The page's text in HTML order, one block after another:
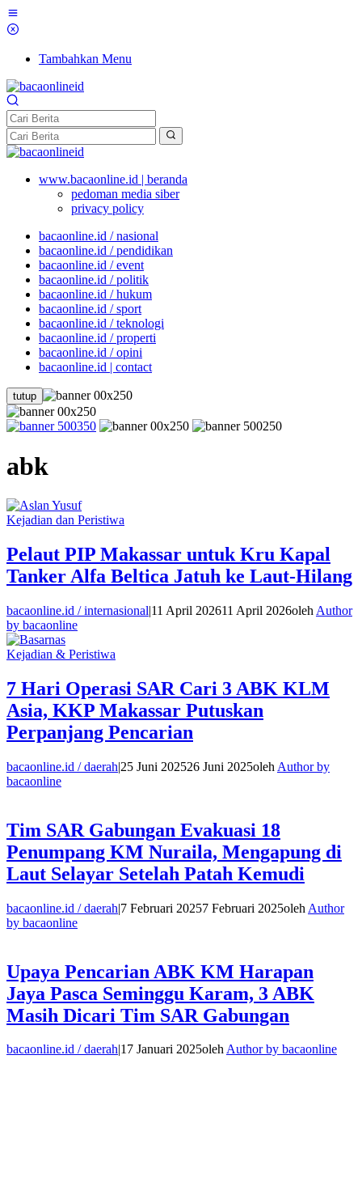
Tambahkan Menu
www.bacaonline.id | beranda
pedoman media siber
privacy policy
bacaonline.id / nasional
bacaonline.id / pendidikan
bacaonline.id / event
bacaonline.id / politik
bacaonline.id / hukum
bacaonline.id / sport
bacaonline.id / teknologi
bacaonline.id / properti
bacaonline.id / opini
bacaonline.id | contact
tutup
abk
Kejadian dan Peristiwa
Pelaut PIP Makassar untuk Kru Kapal
Tanker Alfa Beltica Jatuh ke Laut-Hilang
bacaonline.id / internasional|11 April 202611 April 2026oleh Author
by bacaonline
Kejadian & Peristiwa
7 Hari Operasi SAR Cari 3 ABK KLM
Asia, KKP Makassar Putuskan
Perpanjang Pencarian
bacaonline.id / daerah|25 Juni 202526 Juni 2025oleh Author by
bacaonline
Tim SAR Gabungan Evakuasi 18
Penumpang KM Nuraila, Mengapung di
Laut Selayar Setelah Patah Kemudi
bacaonline.id / daerah|7 Februari 20257 Februari 2025oleh Author
by bacaonline
Upaya Pencarian ABK KM Harapan
Jaya Pasca Seminggu Karam, 3 ABK
Masih Dicari Tim SAR Gabungan
bacaonline.id / daerah 17 Januari 2025olehAuthor by bacaonline